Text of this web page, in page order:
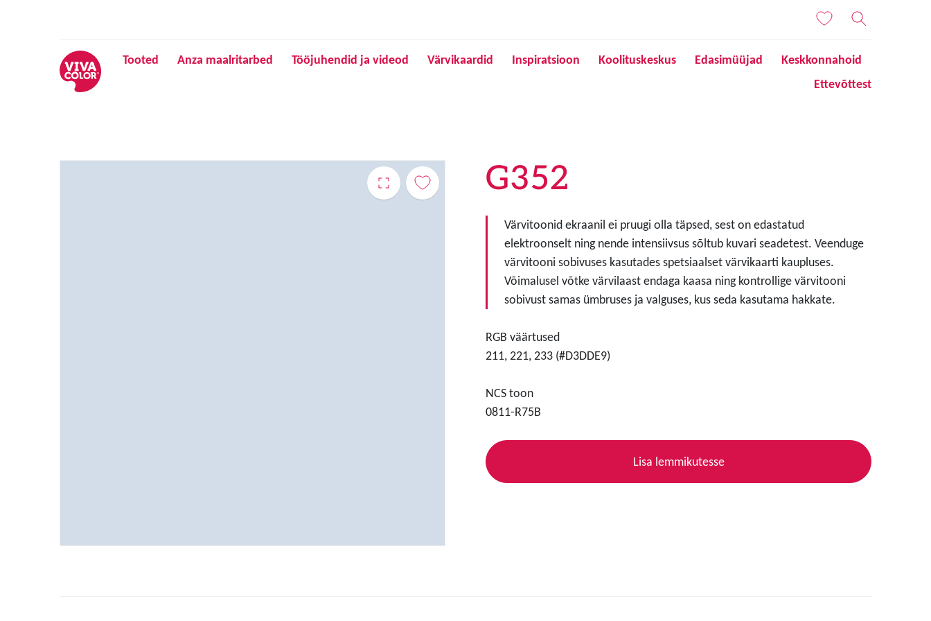
Tooted Anza maalritarbed Tööjuhendid ja videod Värvikaardid Inspiratsioon Koolituskeskus Edasimüüjad
Keskkonnahoid
Ettevõttest
G352
Värvitoonid ekraanil ei pruugi olla täpsed, sest on edastatud
elektroonselt ning nende intensiivsus sõltub kuvari seadetest. Veenduge
värvitooni sobivuses kasutades spetsiaalset värvikaarti kaupluses.
Võimalusel võtke värvilaast endaga kaasa ning kontrollige värvitooni
sobivust samas ümbruses ja valguses, kus seda kasutama hakkate.
RGB väärtused
211, 221, 233 (#D3DDE9)
NCS toon
0811-R75B
Lisa lemmikutesse